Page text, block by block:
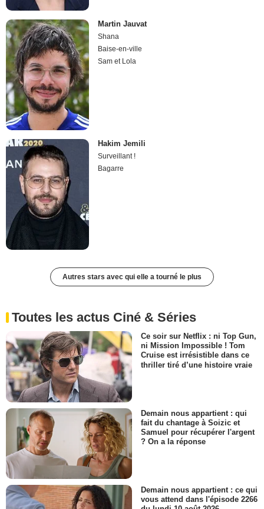
Martin Jauvat
Shana
Baise-en-ville
Sam et Lola
Hakim Jemili
Surveillant !
Bagarre
Autres stars avec qui elle a tourné le plus
Toutes les actus Ciné & Séries
Ce soir sur Netflix : ni Top Gun,
ni Mission Impossible ! Tom
Cruise est irrésistible dans ce
thriller tiré d’une histoire vraie
Demain nous appartient : qui
fait du chantage à Soizic et
Samuel pour récupérer l'argent
? On a la réponse
Demain nous appartient : ce qui
vous attend dans l'épisode 2266